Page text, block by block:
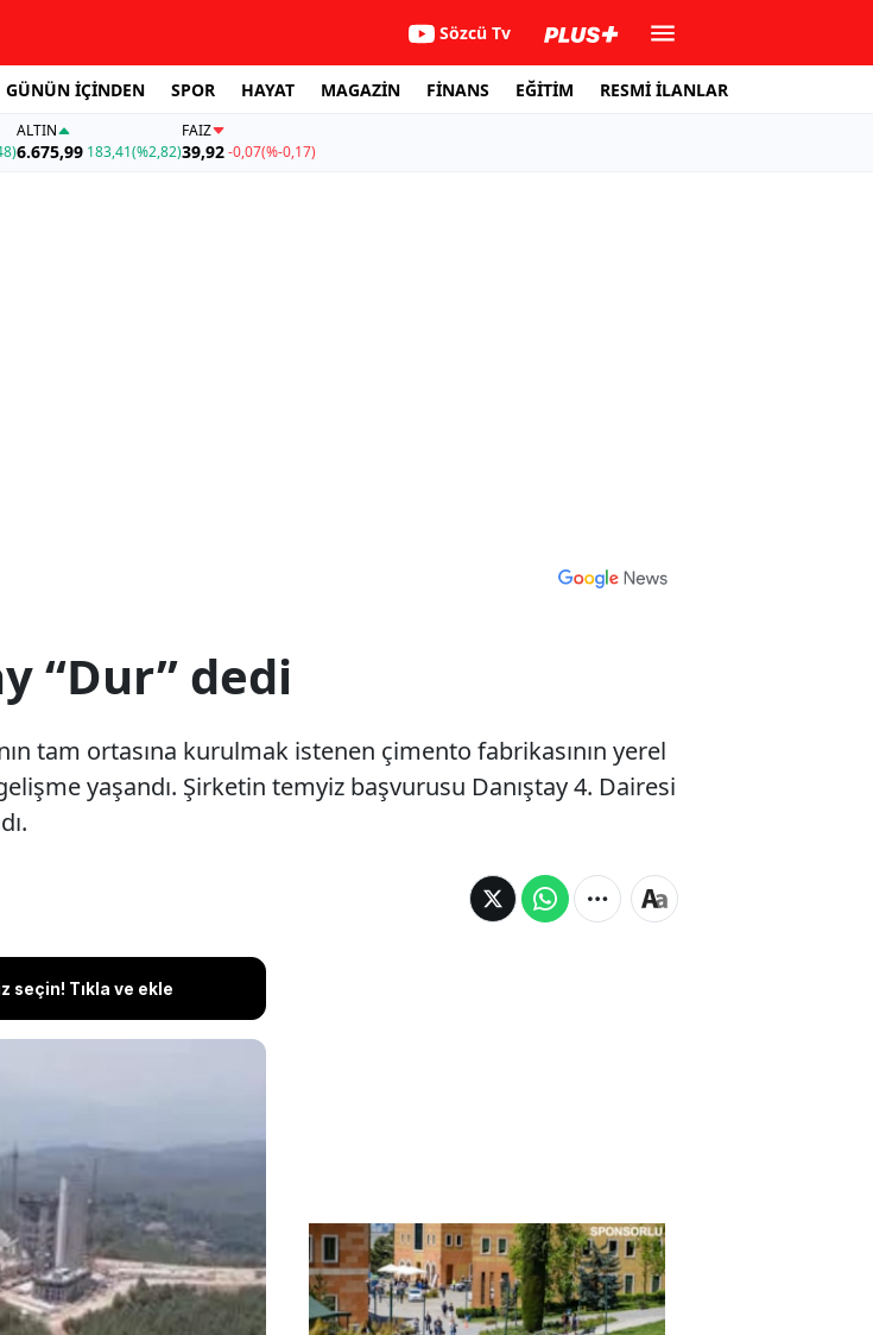
Sözcü Tv
GÜNÜN İÇİNDEN SPOR HAYAT MAGAZİN FİNANS EĞİTİM RESMİ İLANLAR
ALTIN
6.675,99 183,41(%2,82)
FAİZ
39,92-0,07(%-0,17)
“Dur” dedi
tam ortasına kurulmak istenen çimento fabrikasının yerel
yaşandı. Şirketin temyiz başvurusu Danıştay 4. Dairesi
seçin! Tıkla ve ekle
ormanlarının tam ortasına
yerel mahkemece iptal
Şirketin temyiz
reddedilerek ÇED İptal